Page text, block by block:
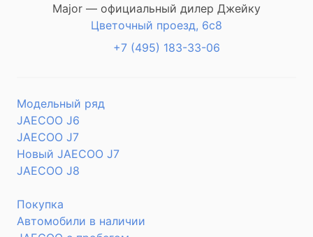
Major — официальный дилер Джейку
Цветочный проезд, 6с8
+7 (495) 183-33-06
Модельный ряд
JAECOO J6
JAECOO J7
Новый JAECOO J7
JAECOO J8
Покупка
Автомобили в наличии